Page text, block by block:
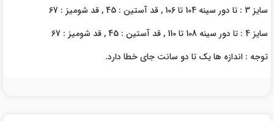
سایز 3 : تا دور سینه 104 تا 106 , قد آستین : 45 , قد شومیز : 67
سایز 4 : تا دور سینه 108 تا 110 , قد آستین : 45 , قد شومیز : 67
توجه : اندازه ها یک تا دو سانت جای خطا دارد.